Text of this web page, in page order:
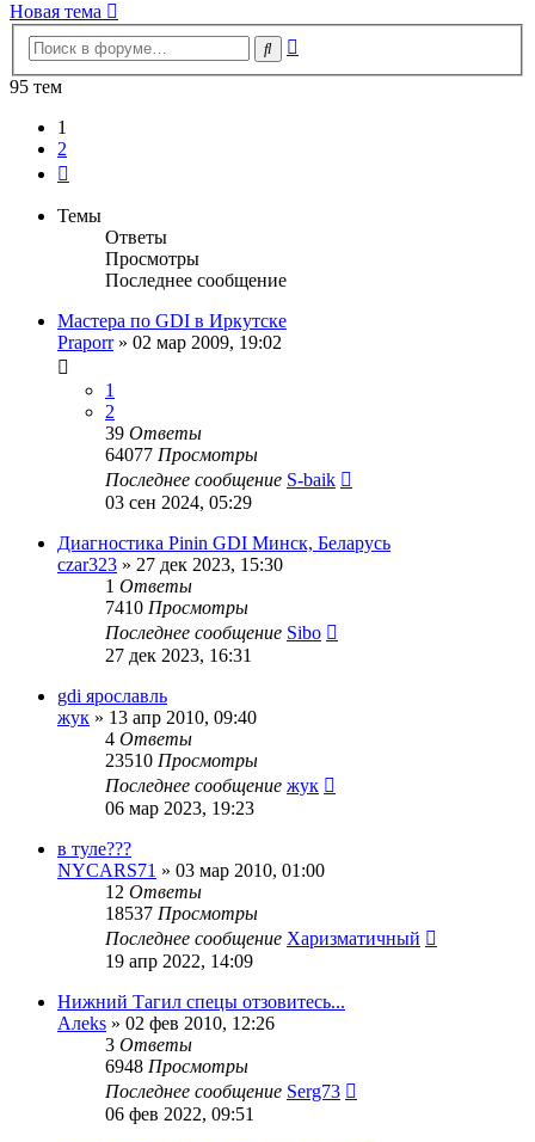
сообщению
Новая тема
Поиск
95 тем
1
2
Темы
Ответы
Просмотры
Последнее сообщение
Мастера по GDI в Иркутске
Praporr» 02 мар 2009, 19:02
1
2
39 Ответы
64077 Просмотры
Последнее сообщение S-baik
03 сен 2024, 05:29
Диагностика Pinin GDI Минск, Беларусь
czar323 » 27 дек 2023, 15:30
1 Ответы
7410 Просмотры
Последнее сообщение Sibo
27 дек 2023, 16:31
gdi ярославль
жук » 13 апр 2010, 09:40
4 Ответы
23510 Просмотры
Последнее сообщение жук
06 мар 2023, 19:23
в туле???
NYCARS71 » 03 мар 2010, 01:00
12 Ответы
18537 Просмотры
Последнее сообщение Харизматичный
19 апр 2022, 14:09
Нижний Тагил спецы отзовитесь...
Алеks » 02 фев 2010, 12:26
3 Ответы
6948 Просмотры
Последнее сообщение Serg73
06 фев 2022, 09:51